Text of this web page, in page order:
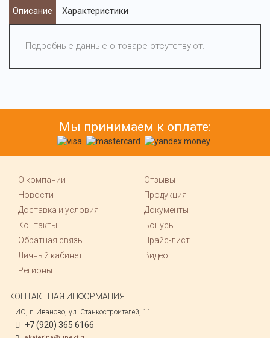
Описание Характеристики
Подробные данные о товаре отсутствуют.
Мы принимаем к оплате:
О компании
Отзывы
Новости
Продукция
Доставка и условия
Документы
Контакты
Бонусы
Обратная связь
Прайс-лист
Личный кабинет
Видео
Регионы
КОНТАКТНАЯ ИНФОРМАЦИЯ
ИО, г. Иваново, ул. Станкостроителей, 11
+7 (920) 365 6166